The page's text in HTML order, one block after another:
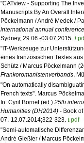
"CATview - Supporting The
Manuscripts By An Overall
Pöckelmann / André Medek /
international annual
Sydney, 29.06.-03.07.2015. ⭳
"IT-Werkzeuge zur
eines französischen Textes
Schütz / Marcus Pöckelmann
Frankoromanistenverbands ,
"On automatically
French texts". Marcus
In: Cyril Bornet (ed.)25th
Humanities (DH2014) - Book
07.-12.07.2014;322-323. ⭳ pdf
"Semi-automatische
André Gießler / Marcus